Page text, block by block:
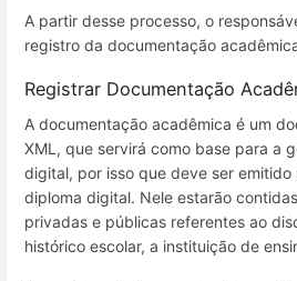
A partir desse processo, o
registro da documentação
Registrar Documentação
A documentação acadêmica é um
XML, que servirá como base para a
digital, por isso que deve ser
diploma digital. Nele estarão
privadas e públicas referentes ao
histórico escolar, a instituição de